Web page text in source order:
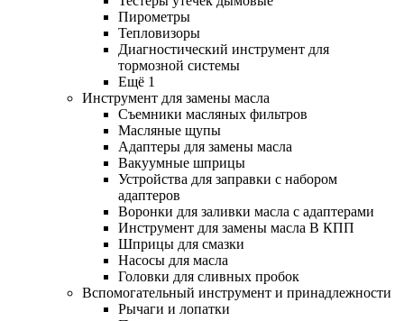
Пирометры
Тепловизоры
Диагностический инструмент для
тормозной системы
Ещё 1
Инструмент для замены масла
Съемники масляных фильтров
Масляные щупы
Адаптеры для замены масла
Вакуумные шприцы
Устройства для заправки с набором
адаптеров
Воронки для заливки масла с адаптерами
Инструмент для замены масла В КПП
Шприцы для смазки
Насосы для масла
Головки для сливных пробок
Вспомогательный инструмент и принадлежности
Рычаги и лопатки